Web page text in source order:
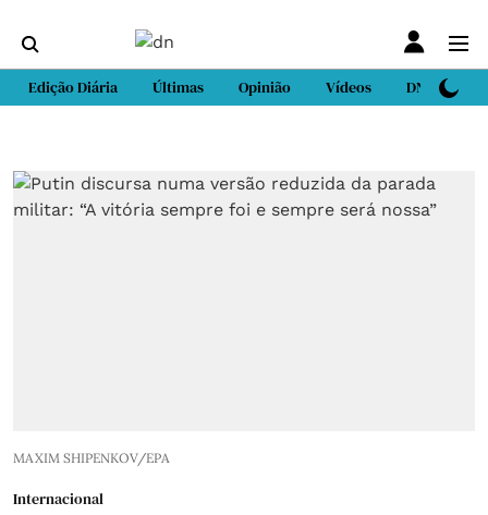
Edição Diária Últimas Opinião Vídeos DN Sport
MAXIM SHIPENKOV/EPA
Internacional